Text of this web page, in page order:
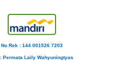
No Rek : 144 001526 7203
: Permata Laily Wahyuningtyas